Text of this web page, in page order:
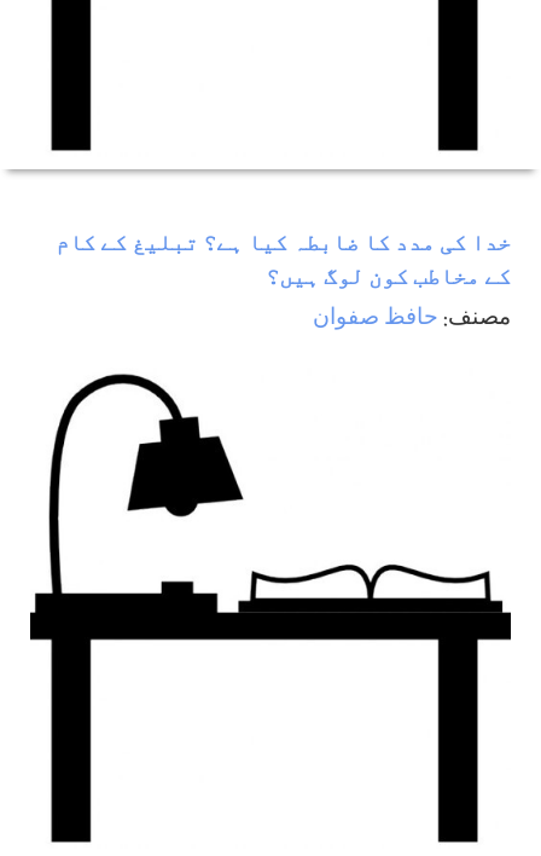
خدا کی مدد کا ضابطہ کیا ہے؟ تبلیغ کے کام
کے مخاطب کون لوگ ہیں؟
مصنف: حافظ صفوان